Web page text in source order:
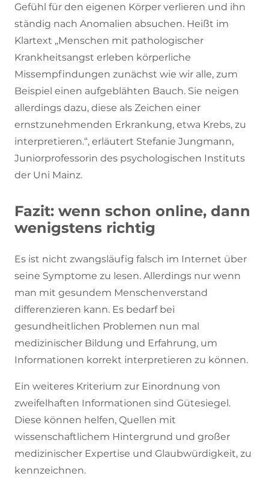
Gefühl für den eigenen Körper verlieren und ihn
ständig nach Anomalien absuchen. Heißt im
Klartext „Menschen mit pathologischer
Krankheitsangst erleben körperliche
Missempfindungen zunächst wie wir alle, zum
Beispiel einen aufgeblähten Bauch. Sie neigen
allerdings dazu, diese als Zeichen einer
ernstzunehmenden Erkrankung, etwa Krebs, zu
interpretieren.“, erläutert Stefanie Jungmann,
Juniorprofessorin des psychologischen Instituts
der Uni Mainz.
Fazit: wenn schon online, dann
wenigstens richtig
Es ist nicht zwangsläufig falsch im Internet über
seine Symptome zu lesen. Allerdings nur wenn
man mit gesundem Menschenverstand
differenzieren kann. Es bedarf bei
gesundheitlichen Problemen nun mal
medizinischer Bildung und Erfahrung, um
Informationen korrekt interpretieren zu können.
Ein weiteres Kriterium zur Einordnung von
zweifelhaften Informationen sind Gütesiegel.
Diese können helfen, Quellen mit
wissenschaftlichem Hintergrund und großer
medizinischer Expertise und Glaubwürdigkeit, zu
kennzeichnen.